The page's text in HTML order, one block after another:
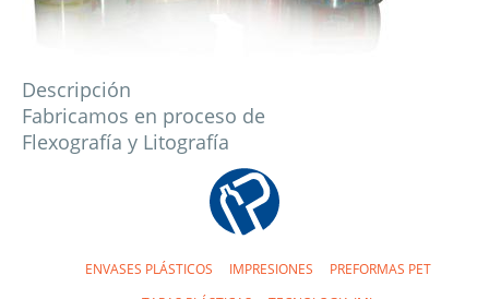
Descripción
Fabricamos en proceso de
Flexografía y Litografía
ENVASES PLÁSTICOS IMPRESIONES
PREFORMAS PET